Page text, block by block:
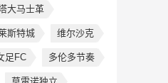
大马士革
斯特城 维尔沙克
足FC 多伦多节奏